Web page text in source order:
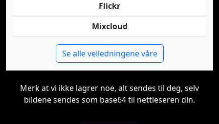
Flickr
Mixcloud
Se alle veiledningene våre
Merk at vi ikke lagrer noe, alt sendes til deg, selv
bildene sendes som base64 til nettleseren din.